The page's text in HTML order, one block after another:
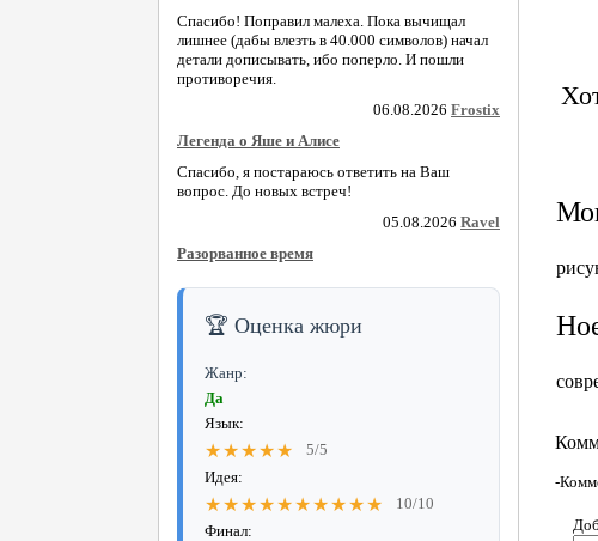
Спасибо! Поправил малеха. Пока вычищал
лишнее (дабы влезть в 40.000 символов) начал
детали дописывать, ибо поперло. И пошли
противоречия.
06.08.2026 Frostix
Легенда о Яше и Алисе
Спасибо, я постараюсь ответить на Ваш
вопрос. До новых встреч!
05.08.2026 Ravel
Разорванное время
🏆 Оценка жюри
Жанр:
Да
Язык:
★★★★★
5/5
Идея:
★★★★★★★★★★
10/10
Финал:
-